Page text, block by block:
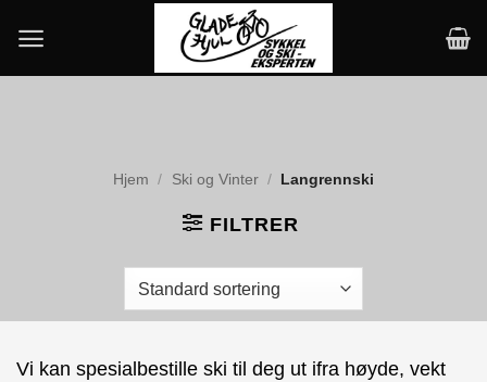
content
Hjem / Ski og Vinter / Langrennski
FILTRER
Vi kan spesialbestille ski til deg ut ifra høyde, vekt